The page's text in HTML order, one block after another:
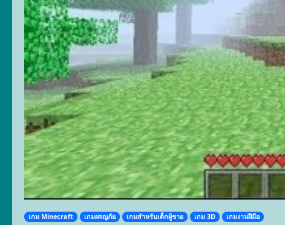
เกม Minecraft เกมผจญภัย เกมสำหรับเด็กผู้ชาย เกม 3D เกมงานฝีมือ